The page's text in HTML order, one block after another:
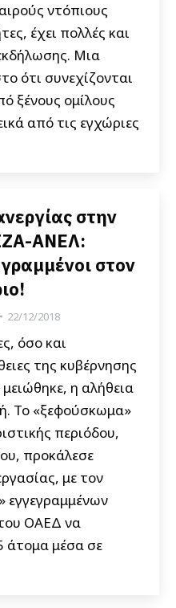
ντόπιους
έχει πολλές και
Μια
ότι συνεχίζονται
ξένους ομίλους
από τις εγχώριες
στην
ΑΝΕΛ:
στον
22/12/2018
όσο και
της κυβέρνησης
μειώθηκε, η αλήθεια
Το «ξεφούσκωμα»
περιόδου,
προκάλεσε
με τον
εγγεγραμμένων
ΟΑΕΔ να
άτομα μέσα σε